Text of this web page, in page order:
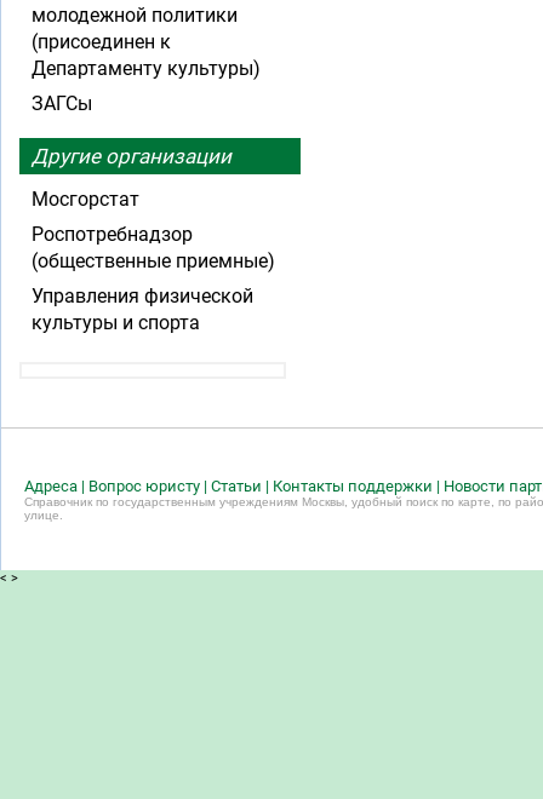
молодежной политики
(присоединен к
Департаменту культуры)
ЗАГСы
Другие организации
Мосгорстат
Роспотребнадзор
(общественные приемные)
Управления физической
культуры и спорта
Адреса | Вопрос юристу | Статьи | Контакты поддержки | Новости
Справочник по государственным учреждениям Москвы, удобный поиск по карте, по
улице.
< >